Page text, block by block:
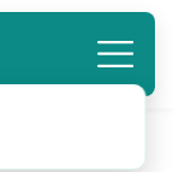
8 800 234-18-38